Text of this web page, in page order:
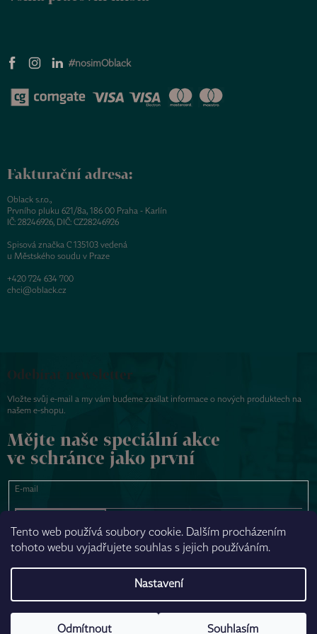
Tento web používá soubory cookie. Dalším procházením
tohoto webu vyjadřujete souhlas s jejich používáním.
Nastavení
Odmítnout Souhlasím
#nosimOblack
Fakturační adresa:
Oblack s.r.o.,
Prvního pluku 621/8a, 186 00 Praha - Karlín
IČ: 28246926, DIČ: CZ28246926
Spisová značka C 135103 vedená
u Městského soudu v Praze
+420 724 634 700
chci@oblack.cz
Odebírat newsletter
Vložte svůj e-mail a my vám budeme zasílat informace o nových produktech na
našem e-shopu.
Mějte naše speciální akce
ve schránce jako první
E-mail
NAPSAT ZPRÁVU